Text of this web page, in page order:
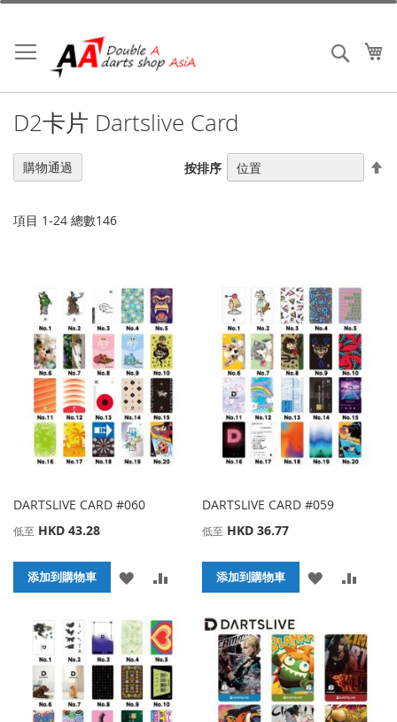
跳
內
容
搜索
D2卡片 Dartslive Card
項目 1-24 總數146
按排序
DARTSLIVE CARD #060
低至 HKD 43.28
添加到購物車
添
到
收
藏
並
比
較
DARTSLIVE CARD #059
低至 HKD 36.77
添加到購物車
添
到
收
藏
並
比
較
購物通過